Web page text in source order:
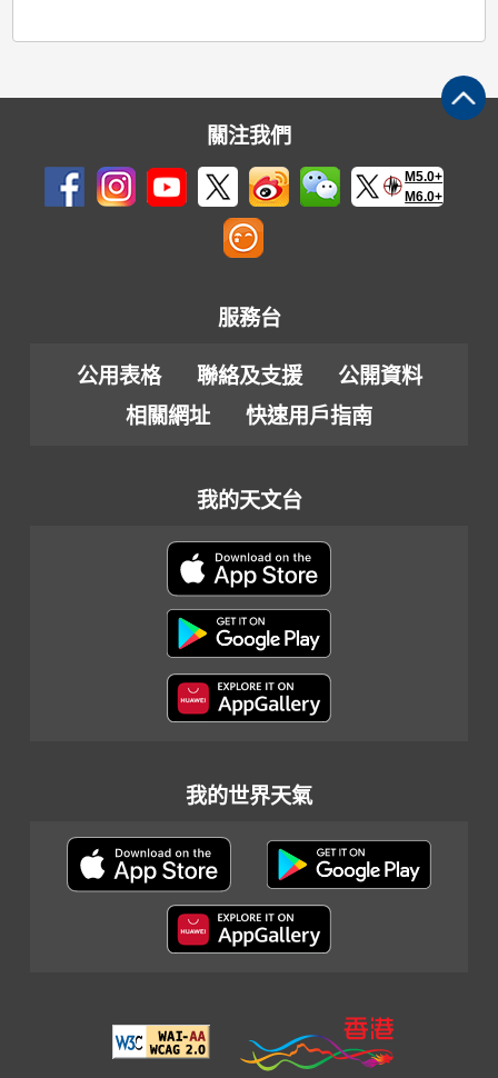
關注我們
M5.0+
M6.0+
服務台
公用表格 聯絡及支援
公開資料
相關網址
快速用戶指南
我的天文台
我的世界天氣